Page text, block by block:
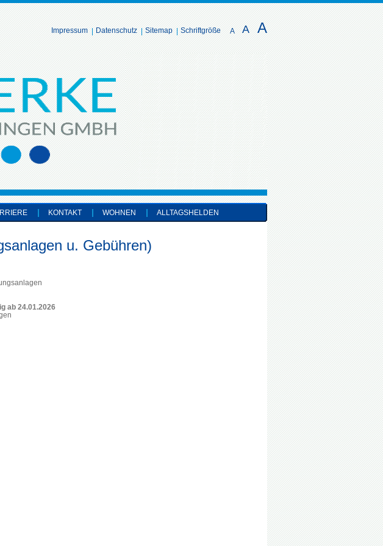
A A A
Impressum Datenschutz Sitemap Schriftgröße
KONTAKT WOHNEN ALLTAGSHELDEN
u. Gebühren)
ab 24.01.2026